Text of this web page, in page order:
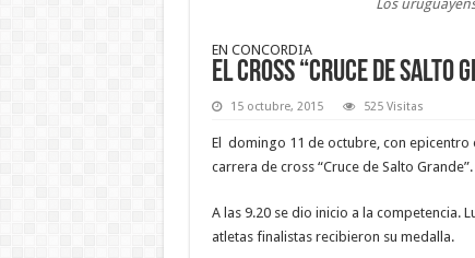
Los
EN CONCORDIA
El cross “Cruce de Salto
15 octubre, 2015 525 Visitas
El domingo 11 de octubre, con epicentro
carrera de cross “Cruce de Salto Grande”.
A las 9.20 se dio inicio a la competencia.
atletas finalistas recibieron su medalla.